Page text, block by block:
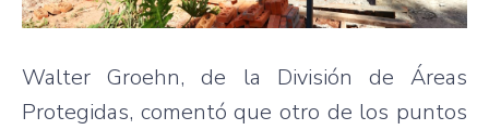
Walter Groehn, de la División de Áreas
Protegidas, comentó que otro de los puntos